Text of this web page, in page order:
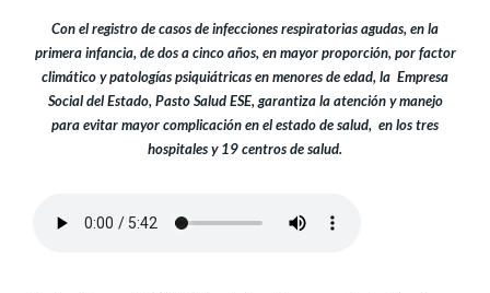
Con el registro de casos de infecciones respiratorias agudas, en la
primera infancia, de dos a cinco años, en mayor proporción, por factor
climático y patologías psiquiátricas en menores de edad, la Empresa
Social del Estado, Pasto Salud ESE, garantiza la atención y manejo
para evitar mayor complicación en el estado de salud, en los tres
hospitales y 19 centros de salud.